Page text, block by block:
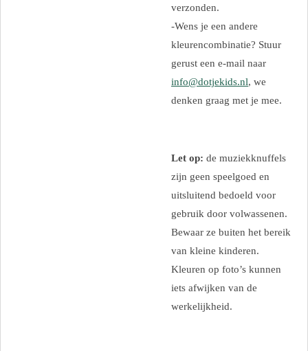
verzonden.
-Wens je een andere
kleurencombinatie? Stuur
gerust een e-mail naar
info@dotjekids.nl, we
denken graag met je mee.
Let op: de muziekknuffels
zijn geen speelgoed en
uitsluitend bedoeld voor
gebruik door volwassenen.
Bewaar ze buiten het bereik
van kleine kinderen.
Kleuren op foto’s kunnen
iets afwijken van de
werkelijkheid.